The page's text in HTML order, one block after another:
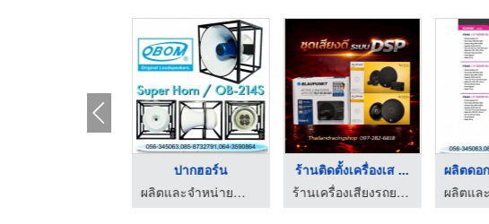
ปากฮอร์น
ผลิตและจำหน่ายลำโพง - โอบอ้อมอุตสาหกรรม
ร้านติดตั้งเครื่องเส ...
ร้านเครื่องเสียงรถยนต์และของแต่งรถ - Thailand racing shop